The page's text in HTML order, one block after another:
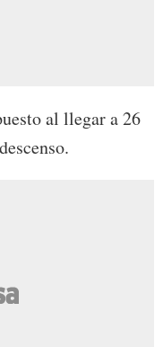
al llegar a 26